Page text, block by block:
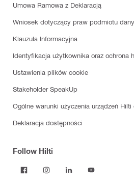
Umowa Ramowa z Deklaracją
Wniosek dotyczący praw podmiotu
Klauzula Informacyjna
Identyfikacja użytkownika oraz ochrona
Ustawienia plików cookie
Stakeholder SpeakUp
Ogólne warunki użyczenia urządzeń Hilti
Deklaracja dostępności
Follow Hilti